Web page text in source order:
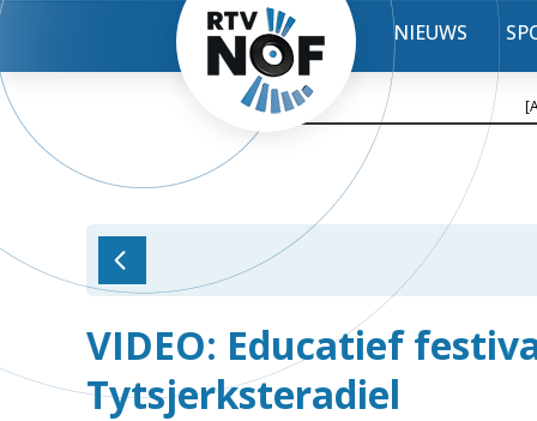
NIEUWS
VIDEO: Educatief
Tytsjerksteradiel